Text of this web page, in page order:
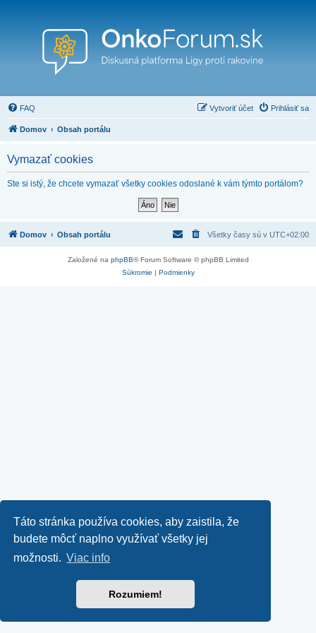
Táto stránka používa cookies, aby zaistila, že
budete môcť naplno využívať všetky jej
možnosti. Viac info
Rozumiem!
FAQ Prihlásiť sa
Vytvoriť účet
Domov Obsah portálu
Vymazať cookies
Ste si istý, že chcete vymazať všetky cookies odoslané k vám týmto portálom?
Domov Obsah portálu Všetky časy sú v UTC+02:00
Založené na phpBB® Forum Software © phpBB Limited
Súkromie | Podmienky